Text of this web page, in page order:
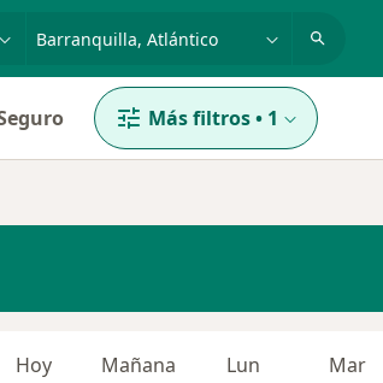
Más filtros• 1
Hoy Mañana Lun Mar